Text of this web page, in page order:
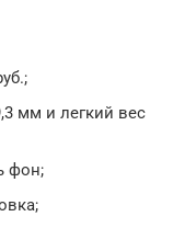
мм и легкий вес
фон;